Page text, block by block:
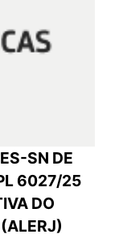
SN DE
6027/25
DO